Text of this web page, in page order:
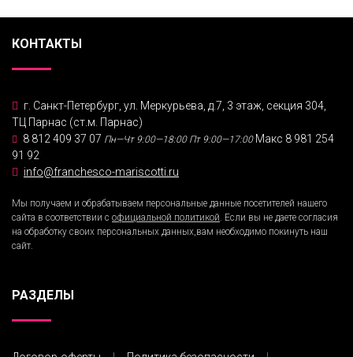
КОНТАКТЫ
г. Санкт-Петербург, ул. Меркурьева, д.7, 3 этаж, секция 304,
ТЦ Парнас (ст.м. Парнас)
8 812 409 37 07 Пн—Чт 9:00—18:00 Пт 9:00—17:00Макс 8 981 254
91 92
info@franchesco-mariscotti.ru
Мы получаем и обрабатываем персональные данные посетителей нашего
сайта в соответствии с официальной политикой. Если вы не даете согласия
на обработку своих персональных данных,вам необходимо покинуть наш
сайт.
РАЗДЕЛЫ